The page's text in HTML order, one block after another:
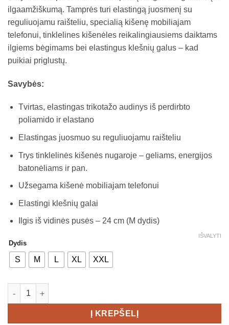
ilgaamžiškumą. Tamprės turi elastingą juosmenį su
reguliuojamu raišteliu, specialią kišenę mobiliajam
telefonui, tinklelines kišenėles reikalingiausiems daiktams
ilgiems bėgimams bei elastingus klešnių galus – kad
puikiai priglustų.
Savybės:
Tvirtas, elastingas trikotažo audinys iš perdirbto
poliamido ir elastano
Elastingas juosmuo su reguliuojamu raišteliu
Trys tinklelinės kišenės nugaroje – geliams, energijos
batonėliams ir pan.
Užsegama kišenė mobiliajam telefonui
Elastingi klešnių galai
Ilgis iš vidinės pusės – 24 cm (M dydis)
Dydis
S M L XL XXL
IŠVALYTI
produkto kiekis: Craft PRO Trail Short Tights 2 Men's
Į KREPŠELĮ